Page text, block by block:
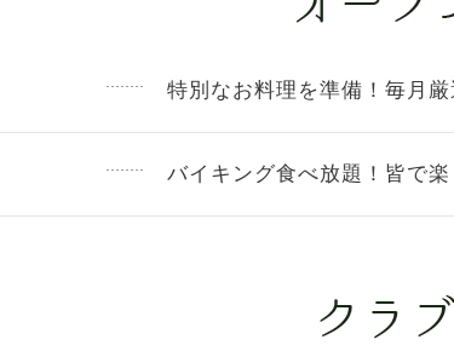
特別なお料理を準備！毎月
バイキング食べ放題！皆で楽